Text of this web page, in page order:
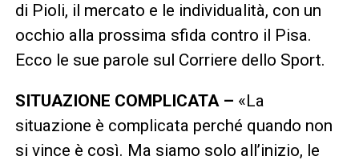
di Pioli, il mercato e le individualità, con un
occhio alla prossima sfida contro il Pisa.
Ecco le sue parole sul Corriere dello Sport.
SITUAZIONE COMPLICATA – «La
situazione è complicata perché quando non
si vince è così. Ma siamo solo all’inizio, le